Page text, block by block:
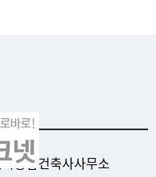
종합건축사사무소